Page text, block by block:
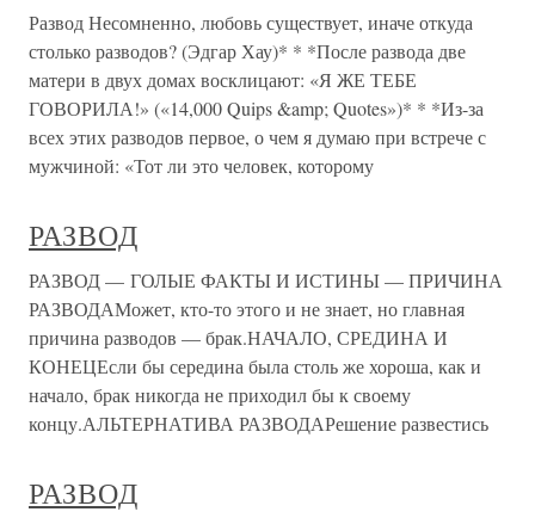
Развод Несомненно, любовь существует, иначе откуда
столько разводов? (Эдгар Хау)* * *После развода две
матери в двух домах восклицают: «Я ЖЕ ТЕБЕ
ГОВОРИЛА!» («14,000 Quips &amp; Quotes»)* * *Из-за
всех этих разводов первое, о чем я думаю при встрече с
мужчиной: «Тот ли это человек, которому
РАЗВОД
РАЗВОД — ГОЛЫЕ ФАКТЫ И ИСТИНЫ — ПРИЧИНА
РАЗВОДАМожет, кто-то этого и не знает, но главная
причина разводов — брак.НАЧАЛО, СРЕДИНА И
КОНЕЦЕсли бы середина была столь же хороша, как и
начало, брак никогда не приходил бы к своему
концу.АЛЬТЕРНАТИВА РАЗВОДАРешение развестись
РАЗВОД